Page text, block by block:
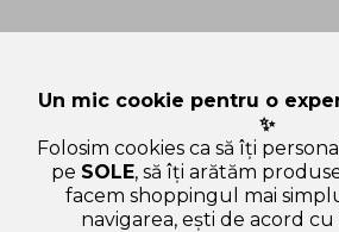
Un mic cookie pentru o
✨
Folosim cookies ca să îți
pe SOLE, să îți arătăm
facem shoppingul mai
navigarea, ești de acord cu